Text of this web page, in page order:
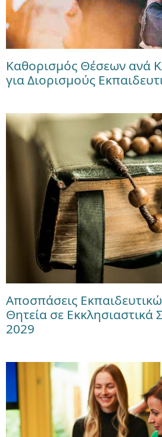
Καθορισμός Θέσεων ανά
για Διορισμούς
Αποσπάσεις
Θητεία σε Εκκλησιαστικά
2029